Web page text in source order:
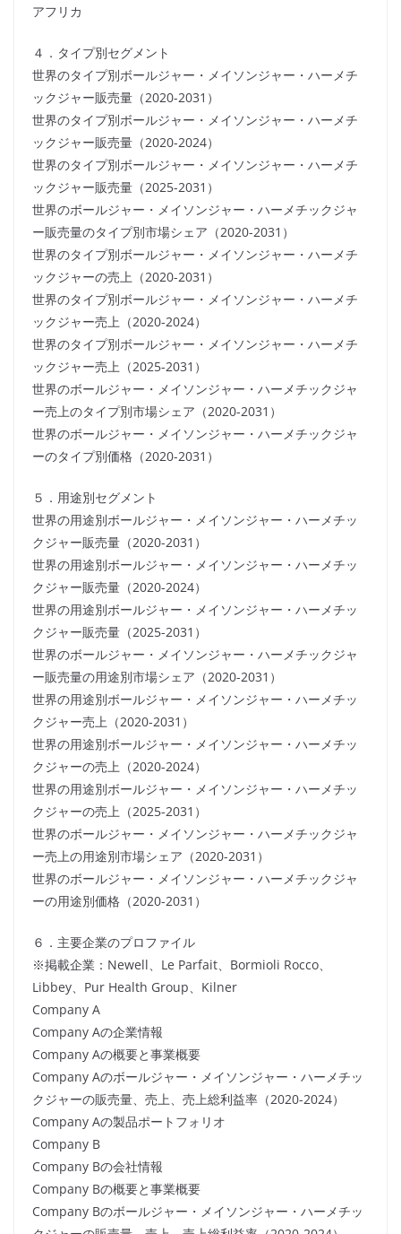
アフリカ
４．タイプ別セグメント
世界のタイプ別ボールジャー・メイソンジャー・ハーメチ
ックジャー販売量（2020-2031）
世界のタイプ別ボールジャー・メイソンジャー・ハーメチ
ックジャー販売量（2020-2024）
世界のタイプ別ボールジャー・メイソンジャー・ハーメチ
ックジャー販売量（2025-2031）
世界のボールジャー・メイソンジャー・ハーメチックジャ
ー販売量のタイプ別市場シェア（2020-2031）
世界のタイプ別ボールジャー・メイソンジャー・ハーメチ
ックジャーの売上（2020-2031）
世界のタイプ別ボールジャー・メイソンジャー・ハーメチ
ックジャー売上（2020-2024）
世界のタイプ別ボールジャー・メイソンジャー・ハーメチ
ックジャー売上（2025-2031）
世界のボールジャー・メイソンジャー・ハーメチックジャ
ー売上のタイプ別市場シェア（2020-2031）
世界のボールジャー・メイソンジャー・ハーメチックジャ
ーのタイプ別価格（2020-2031）
５．用途別セグメント
世界の用途別ボールジャー・メイソンジャー・ハーメチッ
クジャー販売量（2020-2031）
世界の用途別ボールジャー・メイソンジャー・ハーメチッ
クジャー販売量（2020-2024）
世界の用途別ボールジャー・メイソンジャー・ハーメチッ
クジャー販売量（2025-2031）
世界のボールジャー・メイソンジャー・ハーメチックジャ
ー販売量の用途別市場シェア（2020-2031）
世界の用途別ボールジャー・メイソンジャー・ハーメチッ
クジャー売上（2020-2031）
世界の用途別ボールジャー・メイソンジャー・ハーメチッ
クジャーの売上（2020-2024）
世界の用途別ボールジャー・メイソンジャー・ハーメチッ
クジャーの売上（2025-2031）
世界のボールジャー・メイソンジャー・ハーメチックジャ
ー売上の用途別市場シェア（2020-2031）
世界のボールジャー・メイソンジャー・ハーメチックジャ
ーの用途別価格（2020-2031）
６．主要企業のプロファイル
※掲載企業：Newell、Le Parfait、Bormioli Rocco、
Libbey、Pur Health Group、Kilner
Company A
Company Aの企業情報
Company Aの概要と事業概要
Company Aのボールジャー・メイソンジャー・ハーメチッ
クジャーの販売量、売上、売上総利益率（2020-2024）
Company Aの製品ポートフォリオ
Company B
Company Bの会社情報
Company Bの概要と事業概要
Company Bのボールジャー・メイソンジャー・ハーメチッ